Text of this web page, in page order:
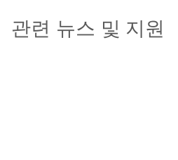
관련 뉴스 및 지원